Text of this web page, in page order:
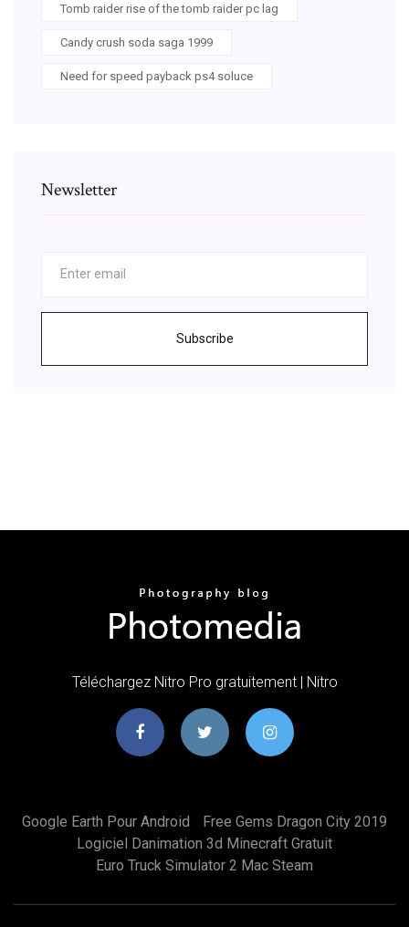
Tomb raider rise of the tomb raider pc lag
Candy crush soda saga 1999
Need for speed payback ps4 soluce
Newsletter
Subscribe
Téléchargez Nitro Pro gratuitement | Nitro
Google Earth Pour Android
Free Gems Dragon City 2019
Logiciel Danimation 3d Minecraft Gratuit
Euro Truck Simulator 2 Mac Steam